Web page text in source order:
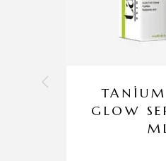
TANİUM
GLOW